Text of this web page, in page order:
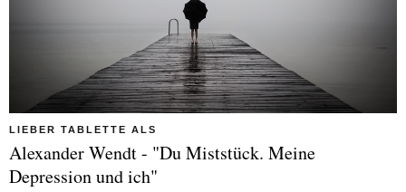
LIEBER TABLETTE ALS
Alexander Wendt - "Du Miststück. Meine
Depression und ich"